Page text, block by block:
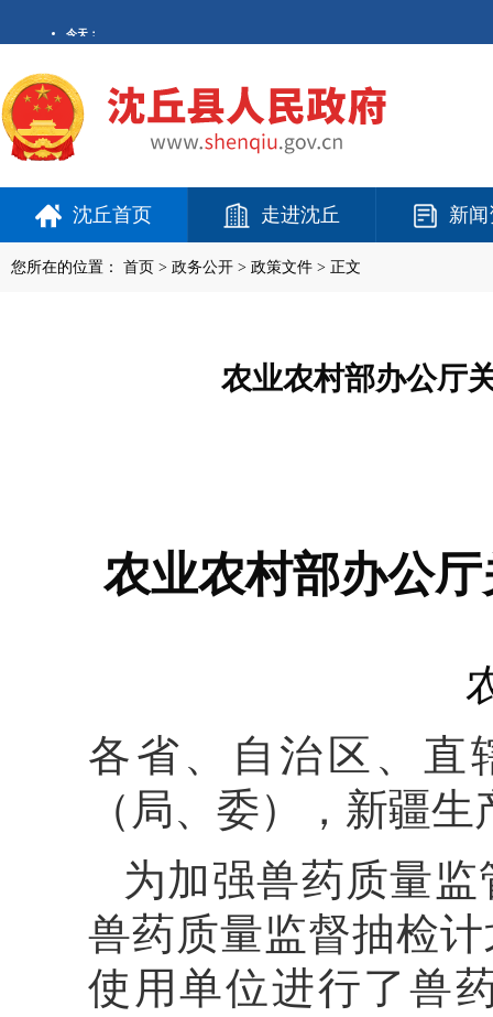
沈丘首页 走进沈丘 新
您所在的位置： 首页 > 政务公开 > 政策文件 > 正文
农业农村部办公厅
农业农村部办公
各省、自治区、直
（局、委），新疆
为加强兽药质量
兽药质量监督抽检
使用单位进行了兽